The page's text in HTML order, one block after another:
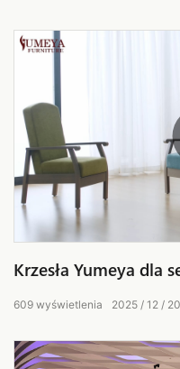
Krzesła Yumeya dla
2025 12 20
609 wyświetlenia